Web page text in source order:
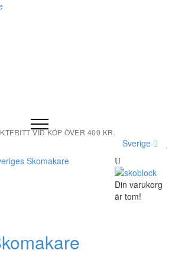
VID KÖP ÖVER 400 KR.
Sverige
Din varukorg
är tom!